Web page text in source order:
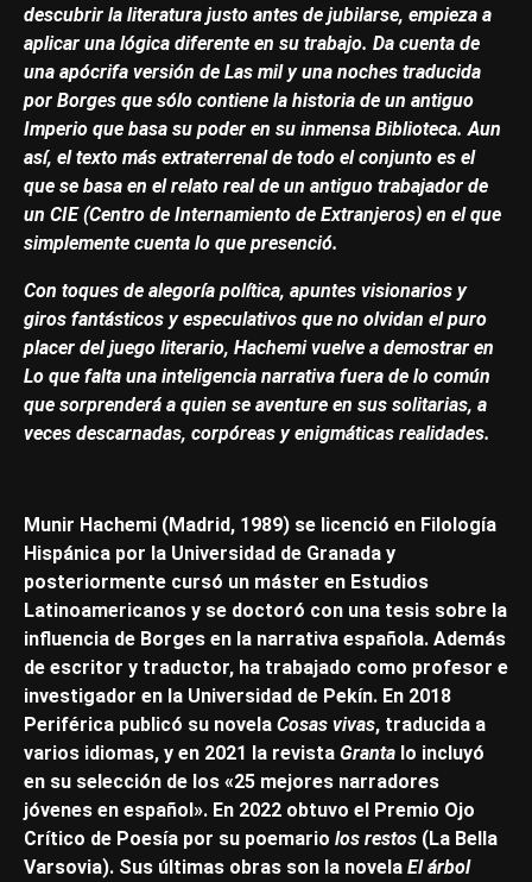
descubrir la literatura justo antes de jubilarse, empieza a
aplicar una lógica diferente en su trabajo. Da cuenta de
una apócrifa versión de Las mil y una noches traducida
por Borges que sólo contiene la historia de un antiguo
Imperio que basa su poder en su inmensa Biblioteca. Aun
así, el texto más extraterrenal de todo el conjunto es el
que se basa en el relato real de un antiguo trabajador de
un CIE (Centro de Internamiento de Extranjeros) en el que
simplemente cuenta lo que presenció.
Con toques de alegoría política, apuntes visionarios y
giros fantásticos y especulativos que no olvidan el puro
placer del juego literario, Hachemi vuelve a demostrar en
Lo que falta una inteligencia narrativa fuera de lo común
que sorprenderá a quien se aventure en sus solitarias, a
veces descarnadas, corpóreas y enigmáticas realidades.
Munir Hachemi (Madrid, 1989) se licenció en Filología
Hispánica por la Universidad de Granada y
posteriormente cursó un máster en Estudios
Latinoamericanos y se doctoró con una tesis sobre la
influencia de Borges en la narrativa española. Además
de escritor y traductor, ha trabajado como profesor e
investigador en la Universidad de Pekín. En 2018
Periférica publicó su novela Cosas vivas, traducida a
varios idiomas, y en 2021 la revista Granta lo incluyó
en su selección de los «25 mejores narradores
jóvenes en español». En 2022 obtuvo el Premio Ojo
Crítico de Poesía por su poemario los restos (La Bella
Varsovia). Sus últimas obras son la novela El árbol